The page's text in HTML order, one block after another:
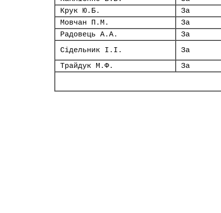
Крук Ю.Б.
За
Мовчан П.М.
За
Радовець А.А.
За
Сідельник І.І.
За
Трайдук М.Ф.
За